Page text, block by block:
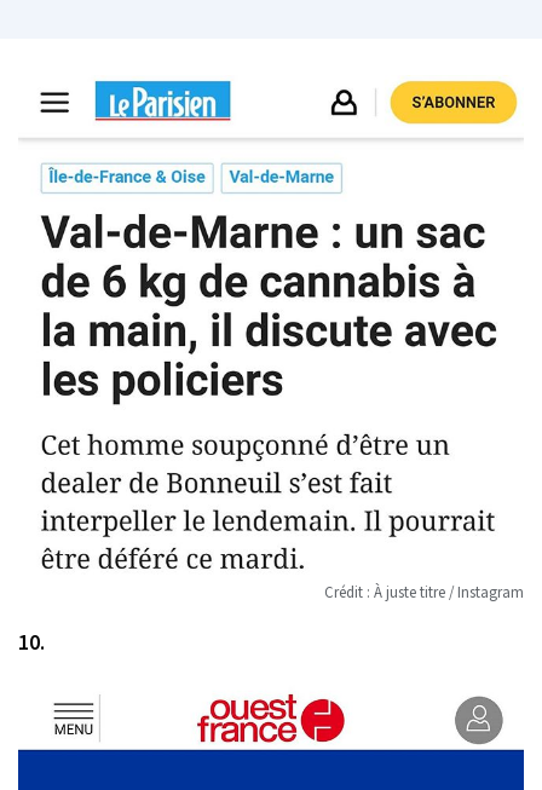
Crédit : À juste titre / Instagram
10.